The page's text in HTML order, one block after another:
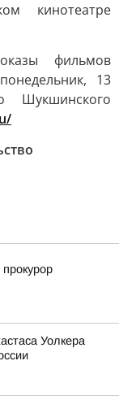
кинотеатре
фильмов
13
Шукшинского
Уолкера